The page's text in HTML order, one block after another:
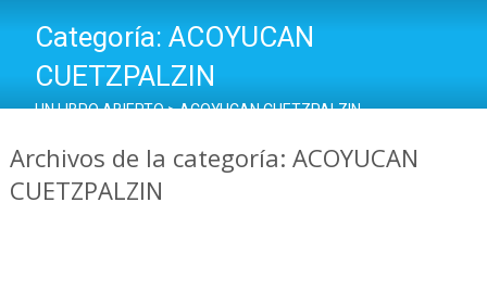
Categoría: ACOYUCAN
CUETZPALZIN
UN LIBRO ABIERTO>ACOYUCAN CUETZPALZIN
Archivos de la categoría: ACOYUCAN
CUETZPALZIN